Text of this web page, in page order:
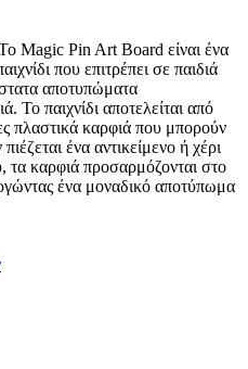
Magic Pin Art Board είναι ένα
που επιτρέπει σε παιδιά
αποτυπώματα
Το παιχνίδι αποτελείται από
πλαστικά καρφιά που μπορούν
ένα αντικείμενο ή χέρι
τα καρφιά προσαρμόζονται στο
ένα μοναδικό αποτύπωμα